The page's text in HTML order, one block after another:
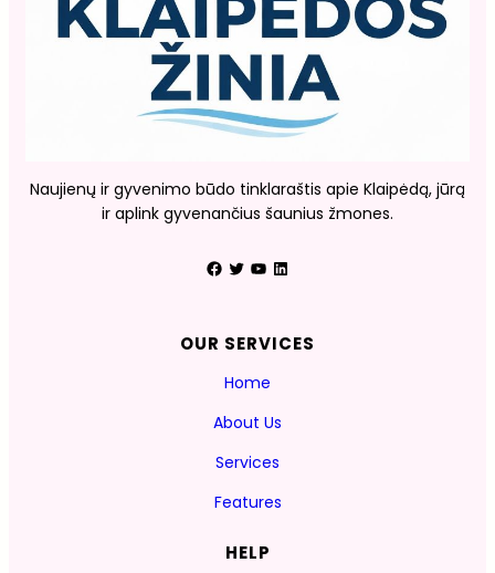
Naujienų ir gyvenimo būdo tinklaraštis apie Klaipėdą, jūrą
ir aplink gyvenančius šaunius žmones.
Facebook Twitter YouTube LinkedIn
OUR SERVICES
Home
About Us
Services
Features
HELP